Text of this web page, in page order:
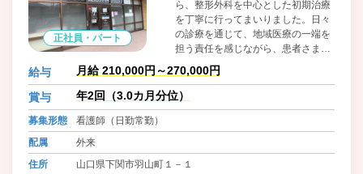
正社員・パート
ら、整形外科を中心とした初期治療
を丁寧に行ってまいりました。日々
の診療を通じて、地域医療の一端を
担う責任を感じながら、患者さま一
人ひとりに適切な治療と温かい対応
を心がけております。 これからも、
地域の皆様の身近で信頼される「か
かりつけ医」として、皆様の健康と
力してまいります。
給与 月給 210,000円～270,000円
賞与 年2回（3.0カ月分位）
募集形態
看護師（日勤常勤）
配属
外来
住所
山口県下関市羽山町１－１